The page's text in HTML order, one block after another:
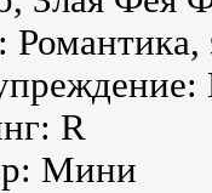
R
Мини